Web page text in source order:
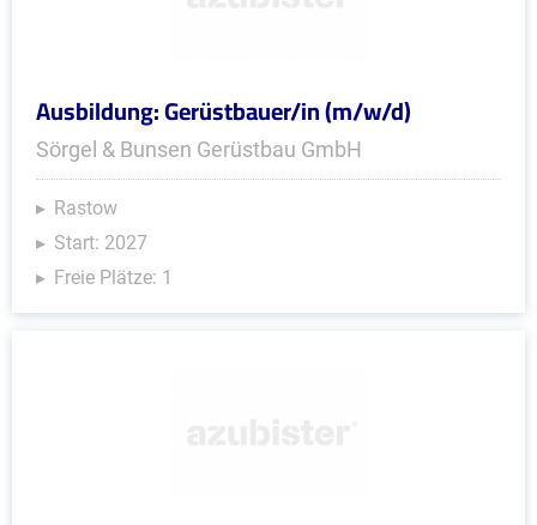
Ausbildung: Gerüstbauer/in (m/w/d)
Sörgel & Bunsen Gerüstbau GmbH
Rastow
Start: 2027
Freie Plätze: 1